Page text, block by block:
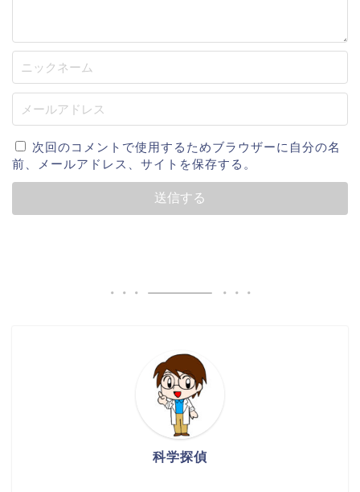
次回のコメントで使用するためブラウザーに自分の名
前、メールアドレス、サイトを保存する。
科学探偵